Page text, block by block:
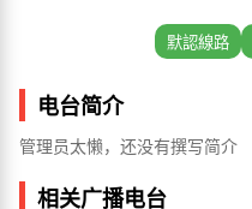
默認線路
电台简介
管理员太懒，还没有撰写简介
相关广播电台